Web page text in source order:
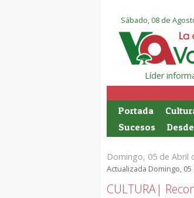
Sábado, 08 de
Líder
Portada
Sucesos
Domingo, 05 de Abril
Actualizada Domingo,
CULTURA|